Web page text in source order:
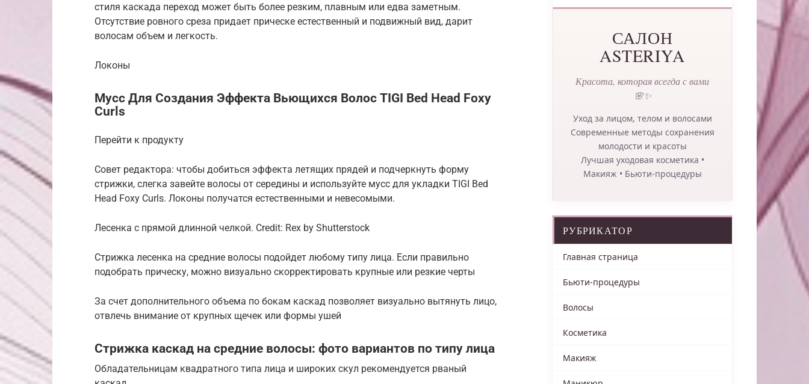
стиля каскада переход может быть более резким, плавным или едва заметным.
Отсутствие ровного среза придает прическе естественный и подвижный вид, дарит
волосам объем и легкость.
Локоны
Мусс Для Создания Эффекта Вьющихся Волос TIGI Bed Head Foxy
Curls
Перейти к продукту
Совет редактора: чтобы добиться эффекта летящих прядей и подчеркнуть форму
стрижки, слегка завейте волосы от середины и используйте мусс для укладки TIGI Bed
Head Foxy Curls. Локоны получатся естественными и невесомыми.
Лесенка с прямой длинной челкой. Credit: Rex by Shutterstock
Стрижка лесенка на средние волосы подойдет любому типу лица. Если правильно
подобрать прическу, можно визуально скорректировать крупные или резкие черты
За счет дополнительного объема по бокам каскад позволяет визуально вытянуть лицо,
отвлечь внимание от крупных щечек или формы ушей
Стрижка каскад на средние волосы: фото вариантов по типу лица
Обладательницам квадратного типа лица и широких скул рекомендуется рваный
САЛОН
ASTERIYA
Красота, которая всегда с вами
🌸✨
Уход за лицом, телом и волосами
Современные методы сохранения
молодости и красоты
Лучшая уходовая косметика •
Макияж • Бьюти-процедуры
РУБРИКАТОР
Главная страница
Бьюти-процедуры
Волосы
Косметика
Макияж